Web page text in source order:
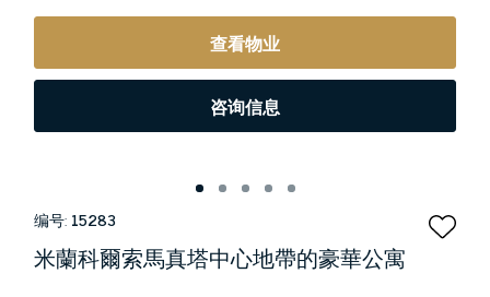
查看物业
咨询信息
编号: 15283
米蘭科爾索馬真塔中心地帶的豪華公寓